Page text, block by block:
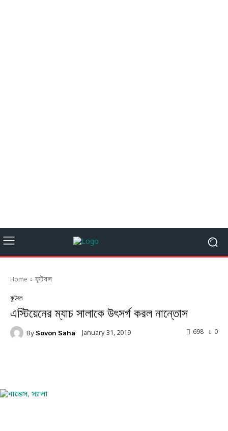
Home ফুটবল
ফুটবল
এস্টিয়েনের ম্যাচ সালাকে উৎসর্গ করল নান্তোস
By Sovon Saha January 31, 2019 0
698